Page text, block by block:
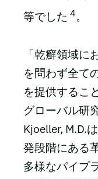
等でした 4。
「乾癬領域に
を問わず全て
を提供するこ
グローバル研
Kjoeller, M.D.
発段階にある
多様なパイプ